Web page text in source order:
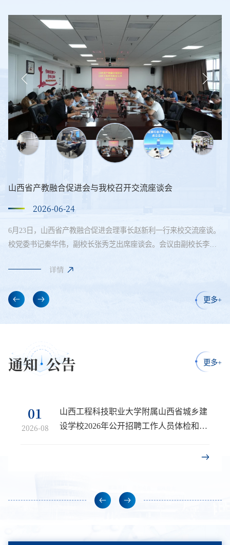
山西省产教融合促进会与我校召开交流座谈会
2026-06-24
6月23日，山西省产教融合促进会理事长赵新利一行来校交流座谈。
校党委书记秦华伟，副校长张秀芝出席座谈会。会议由副校长李锦
进会进一步发挥行业枢纽优势，对接优质企业资源，联合建设高水
鹏介绍了促进会重点工作。围绕参与重大平台载体和实训基地建设
详情
更多+
通知 公告 更多+
01
2026-08
山西工程科技职业大学附属山西省城乡建
设学校2026年公开招聘工作人员体检和考